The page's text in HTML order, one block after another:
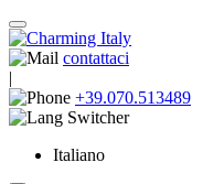
contattaci
|
+39.070.513489
Italiano